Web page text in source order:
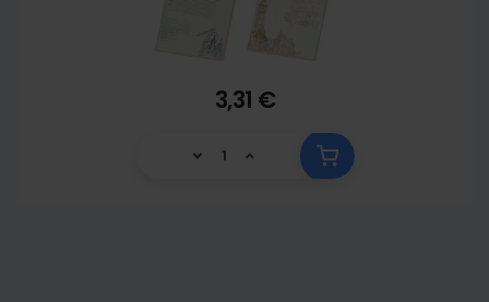
3,31 €